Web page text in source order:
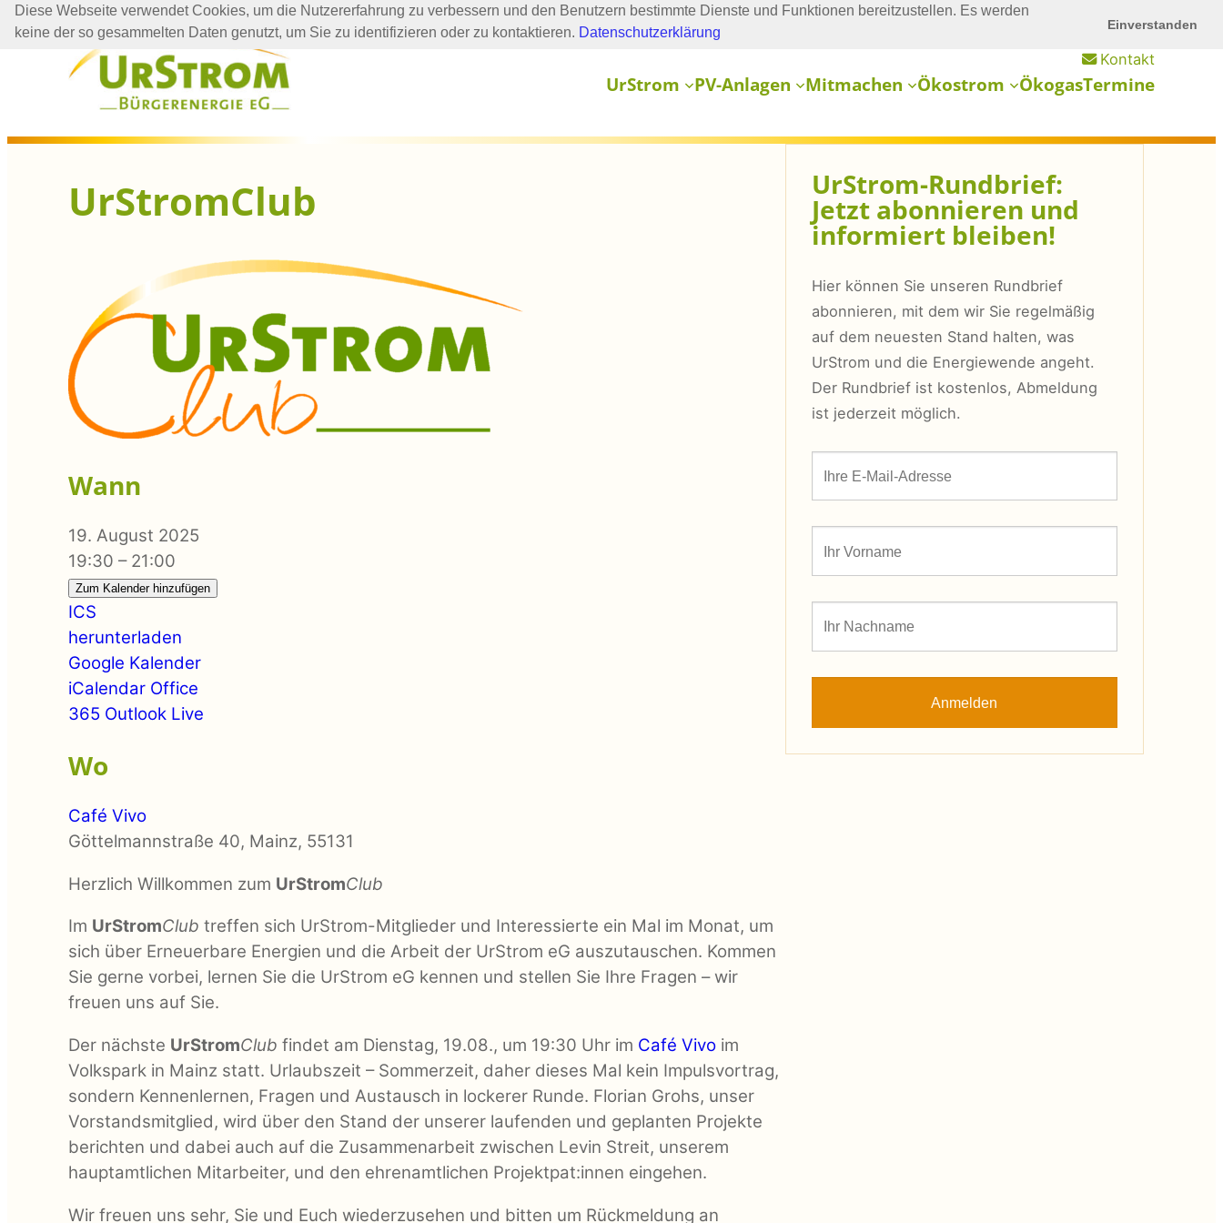
Zum
Inhalt
springen
Kontakt
UrStrom PV-Anlagen Mitmachen Ökostrom ÖkogasTermine
UrStromClub
Wann
19. August 2025
19:30 – 21:00
Zum Kalender hinzufügen
ICS
herunterladen
Google Kalender
iCalendar Office
365 Outlook Live
Wo
Café Vivo
Göttelmannstraße 40, Mainz, 55131
Herzlich Willkommen zum UrStromClub
Im UrStromClub treffen sich UrStrom-Mitglieder und Interessierte ein Mal im Monat, um
sich über Erneuerbare Energien und die Arbeit der UrStrom eG auszutauschen. Kommen
Sie gerne vorbei, lernen Sie die UrStrom eG kennen und stellen Sie Ihre Fragen – wir
freuen uns auf Sie.
Der nächste UrStromClubfindet am Dienstag, 19.08., um 19:30 Uhr im Café Vivo im
Volkspark in Mainz statt. Urlaubszeit – Sommerzeit, daher dieses Mal kein Impulsvortrag,
sondern Kennenlernen, Fragen und Austausch in lockerer Runde. Florian Grohs, unser
Vorstandsmitglied, wird über den Stand der unserer laufenden und geplanten Projekte
berichten und dabei auch auf die Zusammenarbeit zwischen Levin Streit, unserem
hauptamtlichen Mitarbeiter, und den ehrenamtlichen Projektpat:innen eingehen.
Wir freuen uns sehr, Sie und Euch wiederzusehen und bitten um Rückmeldung an
UrStrom-Rundbrief:
Jetzt abonnieren und
informiert bleiben!
Hier können Sie unseren Rundbrief
abonnieren, mit dem wir Sie regelmäßig
auf dem neuesten Stand halten, was
UrStrom und die Energiewende angeht.
Der Rundbrief ist kostenlos, Abmeldung
ist jederzeit möglich.
Diese Webseite verwendet Cookies, um die Nutzererfahrung zu verbessern und den Benutzern bestimmte Dienste und Funktionen bereitzustellen. Es werden
keine der so gesammelten Daten genutzt, um Sie zu identifizieren oder zu kontaktieren. Datenschutzerklärung Einverstanden